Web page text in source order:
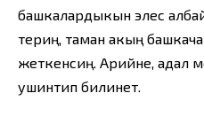
башкалардыкын элес
териң, таман акың
жеткенсиң. Арийне, адал
ушинтип билинет.